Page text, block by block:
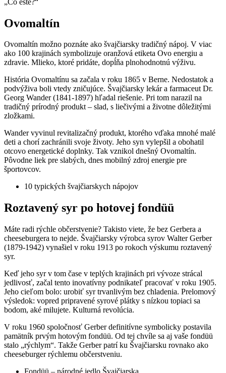
Ovomaltín
Ovomaltín možno poznáte ako švajčiarsky tradičný nápoj. V viac
ako 100 krajinách symbolizuje oranžová etiketa Ovo energiu a
zdravie. Mlieko, ktoré pridáte, dopĺňa plnohodnotnú výživu.
História Ovomaltínu sa začala v roku 1865 v Berne. Nedostatok a
podvýživa boli vtedy zničujúce. Švajčiarsky lekár a farmaceut Dr.
Georg Wander (1841-1897) hľadal riešenie. Pri tom narazil na
tradičný prírodný produkt – slad, s liečivými a životne dôležitými
zložkami.
Wander vyvinul revitalizačný produkt, ktorého vďaka mnohé malé
deti a chorí zachránili svoje životy. Jeho syn vylepšil a obohatil
otcovo energetické doplnky. Tak vznikol dnešný Ovomaltín.
Pôvodne liek pre slabých, dnes mobilný zdroj energie pre
športovcov.
10 typických švajčiarskych nápojov
Roztavený syr po hotovej fondüü
Máte radi rýchle občerstvenie? Takisto viete, že bez Gerbera a
cheeseburgera to nejde. Švajčiarsky výrobca syrov Walter Gerber
(1879-1942) vynašiel v roku 1913 po rokoch výskumu roztavený
syr.
Keď jeho syr v tom čase v teplých krajinách pri vývoze strácal
jedlivosť, začal tento inovatívny podnikateľ pracovať v roku 1905.
Jeho cieľom bolo: urobiť syr trvanlivým bez chladenia. Prelomový
výsledok: vopred pripravené syrové plátky s nízkou topiaci sa
bodom, aké milujete. Kulturná revolúcia.
V roku 1960 spoločnosť Gerber definitívne symbolicky postavila
pamätník prvým hotovým fondüü. Od tej chvíle sa aj vaše fondüü
stalo „rýchlym“. Takže Gerber patrí ku Švajčiarsku rovnako ako
cheeseburger rýchlemu občerstveniu.